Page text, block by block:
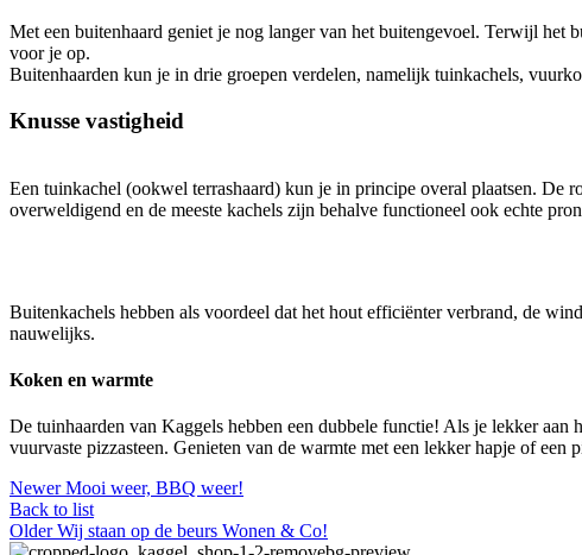
Met een buitenhaard geniet je nog langer van het buitengevoel. Terwijl
voor je op.
Buitenhaarden kun je in drie groepen verdelen, namelijk tuinkachels,
Knusse vastigheid
Een tuinkachel (ookwel terrashaard) kun je in principe overal plaatsen. De
overweldigend en de meeste kachels zijn behalve functioneel ook echte
Buitenkachels hebben als voordeel dat het hout efficiënter verbrand, de
nauwelijks.
Koken en warmte
De tuinhaarden van Kaggels hebben een dubbele functie! Als je lekker aan
vuurvaste pizzasteen. Genieten van de warmte met een lekker hapje of een
Newer Mooi weer, BBQ weer!
Back to list
Older Wij staan op de beurs Wonen & Co!